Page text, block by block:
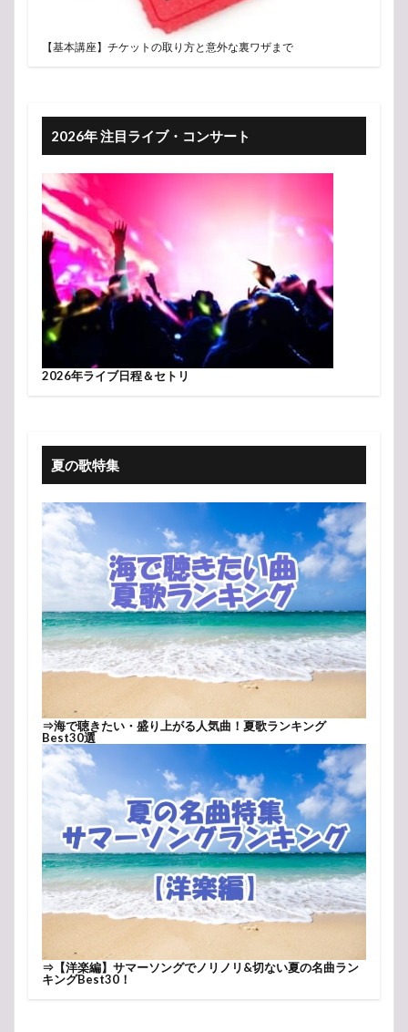
【基本講座】チケットの取り方と意外な裏ワザまで
2026年 注目ライブ・コンサート
2026年ライブ日程＆セトリ
夏の歌特集
⇒海で聴きたい・盛り上がる人気曲！夏歌ランキング
Best30選
⇒ 【洋楽編】サマーソングでノリノリ&切ない夏の名曲ラン
キングBest30！